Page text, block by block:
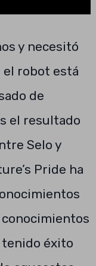
y necesitó
el robot está
de
el resultado
Selo y
Pride ha
conocimientos
tenido éxito